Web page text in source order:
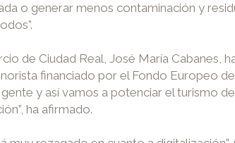
o generar menos contaminación y
de Ciudad Real, José María Cabanes,
financiado por el Fondo Europeo
y así vamos a potenciar el turismo
ha afirmado.